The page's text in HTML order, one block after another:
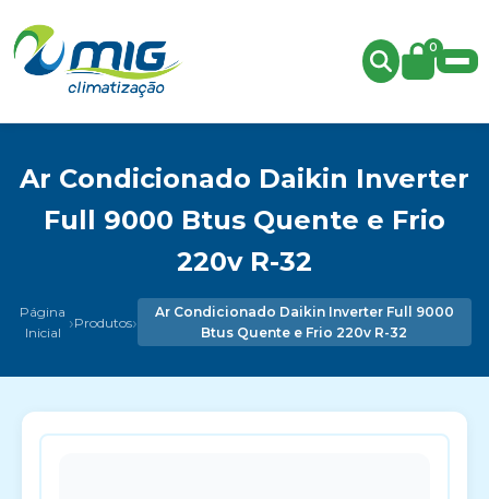
0
Ar Condicionado Daikin Inverter
Full 9000 Btus Quente e Frio
220v R-32
Página
Inicial ›Produtos›
Ar Condicionado Daikin Inverter Full 9000
Btus Quente e Frio 220v R-32